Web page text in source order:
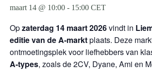
maart 14 @ 10:00 - 15:00 CET
Opzaterdag 14 maart 2026vindt in
editie van de A-marktplaats. Deze
ontmoetingsplek voor liefhebbers van
A-types, zoals de 2CV, Dyane, Ami en